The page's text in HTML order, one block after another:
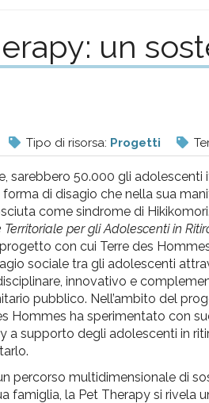
un
Tipo di risorsa: Progetti
sarebbero 50.000 gli adolescenti
forma di disagio che nella sua
come sindrome di Hikikomori.
Territoriale per gli Adolescenti in
con cui Terre des
sociale tra gli adolescenti
innovativo e
pubblico. Nell’ambito del
Hommes ha sperimentato con
a supporto degli adolescenti in
percorso multidimensionale di
famiglia, la Pet Therapy si rivela